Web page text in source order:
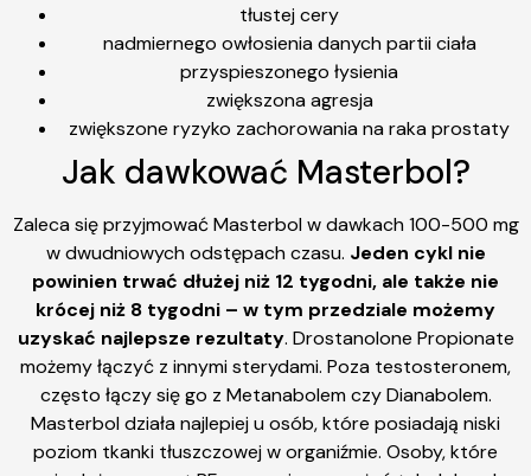
tłustej cery
nadmiernego owłosienia danych partii ciała
przyspieszonego łysienia
zwiększona agresja
zwiększone ryzyko zachorowania na raka prostaty
Jak dawkować Masterbol?
Zaleca się przyjmować Masterbol w dawkach 100-500 mg
w dwudniowych odstępach czasu. Jeden cykl nie
powinien trwać dłużej niż 12 tygodni, ale także nie
krócej niż 8 tygodni – w tym przedziale możemy
uzyskać najlepsze rezultaty. Drostanolone Propionate
możemy łączyć z innymi sterydami. Poza testosteronem,
często łączy się go z Metanabolem czy Dianabolem.
Masterbol działa najlepiej u osób, które posiadają niski
poziom tkanki tłuszczowej w organiźmie. Osoby, które